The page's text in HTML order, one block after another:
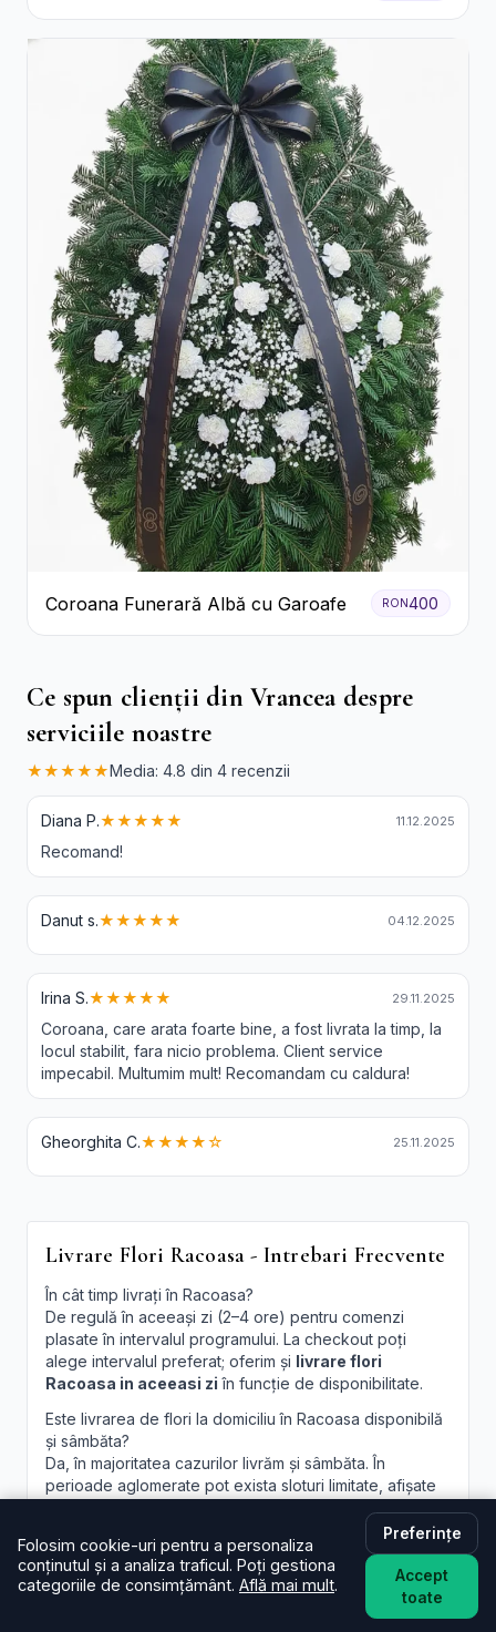
Garoafe Albe
Coroana Funerară Albă cu Garoafe RON400
Ce spun clienții din Vrancea despre
serviciile noastre
★★★★★Media: 4.8 din 4 recenzii
Diana P.★★★★★ 11.12.2025
Recomand!
Danut s.★★★★★ 04.12.2025
Irina S.★★★★★ 29.11.2025
Coroana, care arata foarte bine, a fost livrata la timp, la
locul stabilit, fara nicio problema. Client service
impecabil. Multumim mult! Recomandam cu caldura!
Gheorghita C.★★★★☆ 25.11.2025
Livrare Flori Racoasa - Intrebari Frecvente
În cât timp livrați în Racoasa?
De regulă în aceeași zi (2–4 ore) pentru comenzi
plasate în intervalul programului. La checkout poți
alege intervalul preferat; oferim și livrare flori
Racoasa in aceeasi zi în funcție de disponibilitate.
Este livrarea de flori la domiciliu în Racoasa disponibilă
și sâmbăta?
Da, în majoritatea cazurilor livrăm și sâmbăta. În
perioade aglomerate pot exista sloturi limitate, afișate
Pot programa livrarea pentru o oră anume în Racoasa?
Oferim intervale orare; pentru ore fixe încercăm să
acomodăm cererea, în funcție de traseul curierilor.
Pot adăuga un mesaj personalizat la buchet?
Folosim cookie-uri pentru a personaliza
conținutul și a analiza traficul. Poți gestiona
categoriile de consimțământ. Află mai mult.
Preferințe
Accept
toate